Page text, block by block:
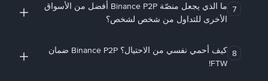
7
ما الذي يجعل منصّة Binance P2P أفضل من الأسواق
الأخرى للتداول من شخص لشخص؟
8
كيف أحمي نفسي من الاحتيال؟ Binance P2P ضمان
FTW!